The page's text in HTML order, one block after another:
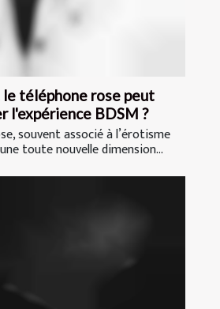
téléphone rose peut
l'expérience BDSM ?
souvent associé à l’érotisme
toute nouvelle dimension...